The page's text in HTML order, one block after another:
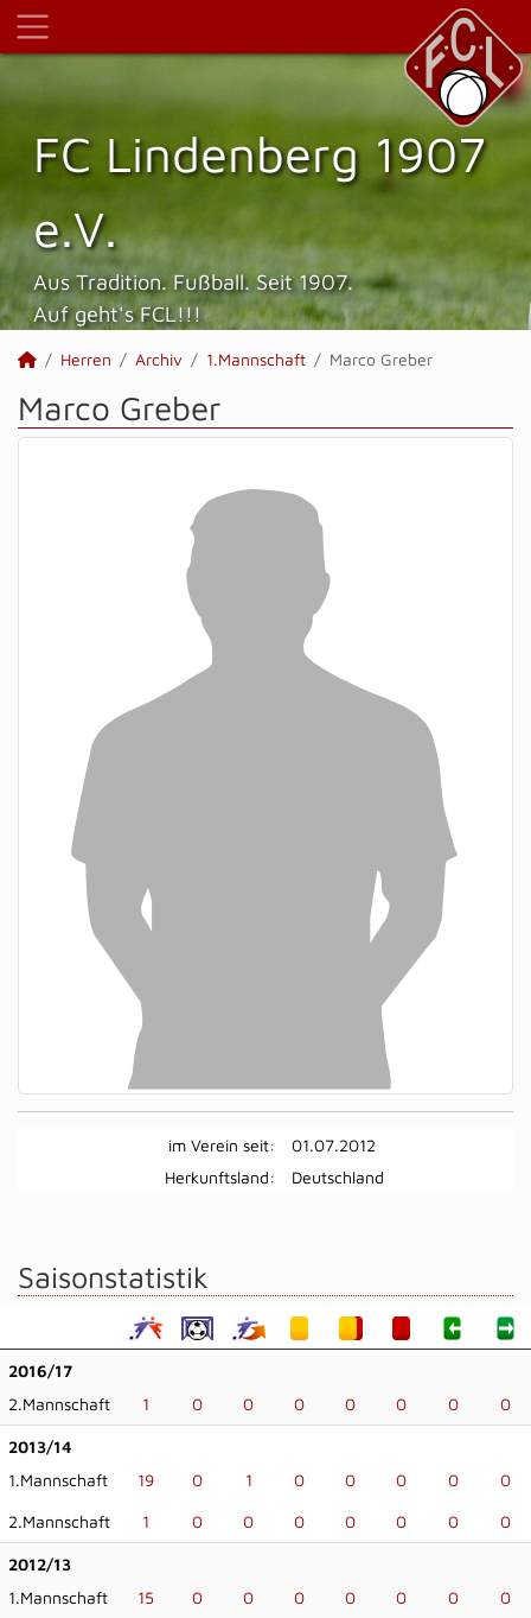
FC Lindenberg 1907
e.V.
Aus Tradition. Fußball. Seit 1907.
Auf geht's FCL!!!
Herren Archiv 1.Mannschaft Marco Greber
Marco Greber
im Verein seit:
01.07.2012
Herkunftsland:
Deutschland
Saisonstatistik
2016/17
2.Mannschaft
1 0 0 0 0 0 0 0
2013/14
1.Mannschaft
19 0 1 0 0 0 0 0
2.Mannschaft 1 0 0 0 0 0 0 0
2012/13
1.Mannschaft
15 0 0 0 0 0 0 0